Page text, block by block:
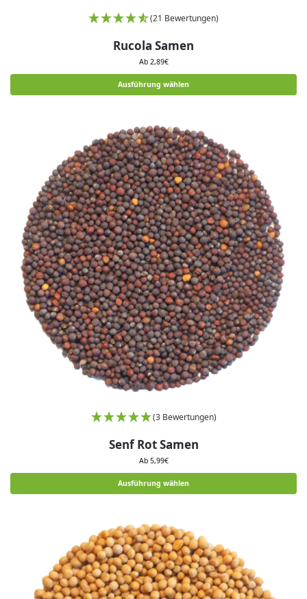
(21 Bewertungen)
Rucola Samen
Ab 2,89€
Ausführung wählen
(3 Bewertungen)
Senf Rot Samen
Ab 5,99€
Ausführung wählen